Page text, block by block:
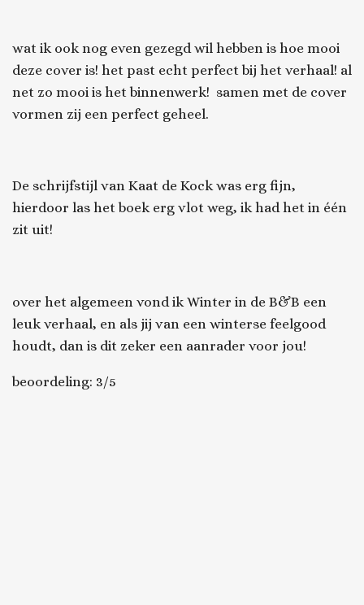
wat ik ook nog even gezegd wil hebben is hoe mooi
deze cover is! het past echt perfect bij het verhaal! al
net zo mooi is het binnenwerk! samen met de cover
vormen zij een perfect geheel.
De schrijfstijl van Kaat de Kock was erg fijn,
hierdoor las het boek erg vlot weg, ik had het in één
zit uit!
over het algemeen vond ik Winter in de B&B een
leuk verhaal, en als jij van een winterse feelgood
houdt, dan is dit zeker een aanrader voor jou!
beoordeling: 3/5